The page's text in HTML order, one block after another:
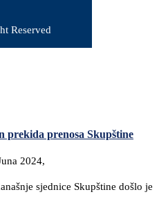
Reserved
prekida prenosa Skupštine
2024,
sjednice Skupštine došlo je